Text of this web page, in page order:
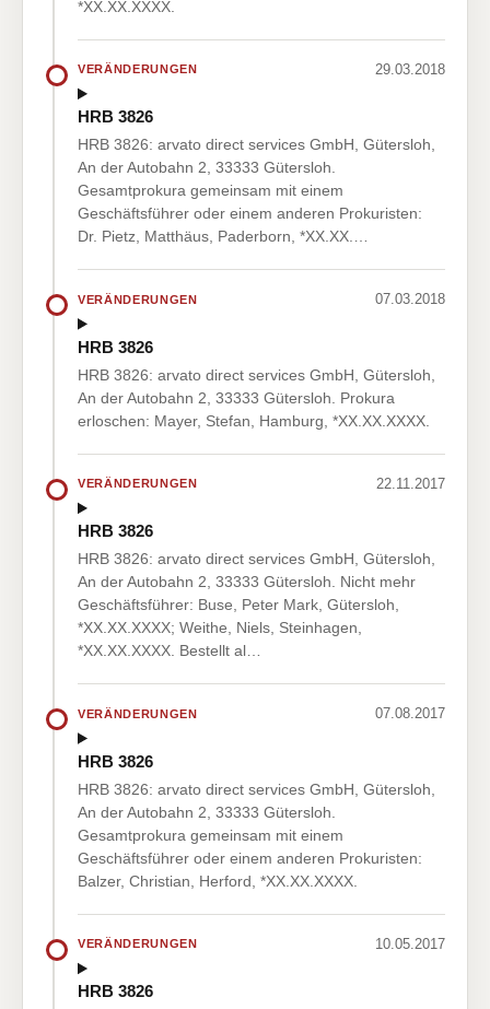
*XX.XX.XXXX.
VERÄNDERUNGEN 29.03.2018
HRB 3826
HRB 3826: arvato direct services GmbH, Gütersloh,
An der Autobahn 2, 33333 Gütersloh.
Gesamtprokura gemeinsam mit einem
Geschäftsführer oder einem anderen Prokuristen:
Dr. Pietz, Matthäus, Paderborn, *XX.XX.…
VERÄNDERUNGEN 07.03.2018
HRB 3826
HRB 3826: arvato direct services GmbH, Gütersloh,
An der Autobahn 2, 33333 Gütersloh. Prokura
erloschen: Mayer, Stefan, Hamburg, *XX.XX.XXXX.
VERÄNDERUNGEN 22.11.2017
HRB 3826
HRB 3826: arvato direct services GmbH, Gütersloh,
An der Autobahn 2, 33333 Gütersloh. Nicht mehr
Geschäftsführer: Buse, Peter Mark, Gütersloh,
*XX.XX.XXXX; Weithe, Niels, Steinhagen,
*XX.XX.XXXX. Bestellt al…
VERÄNDERUNGEN 07.08.2017
HRB 3826
HRB 3826: arvato direct services GmbH, Gütersloh,
An der Autobahn 2, 33333 Gütersloh.
Gesamtprokura gemeinsam mit einem
Geschäftsführer oder einem anderen Prokuristen:
Balzer, Christian, Herford, *XX.XX.XXXX.
VERÄNDERUNGEN 10.05.2017
HRB 3826